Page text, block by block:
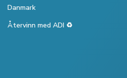
Danmark
Återvinn med ADI ♻️